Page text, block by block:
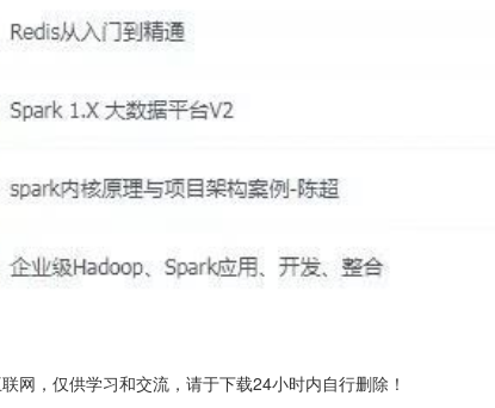
网，仅供学习和交流，请于下载24小时内自行删除！